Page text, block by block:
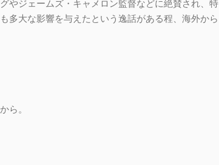
やジェームズ・キャメロン監督などに絶賛され、特
多大な影響を与えたという逸話がある程、海外から
ら。